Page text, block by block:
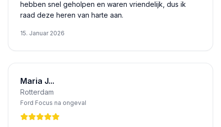
hebben snel geholpen en waren vriendelijk, dus ik
raad deze heren van harte aan.
15. Januar 2026
Maria J...
Rotterdam
Ford Focus na ongeval